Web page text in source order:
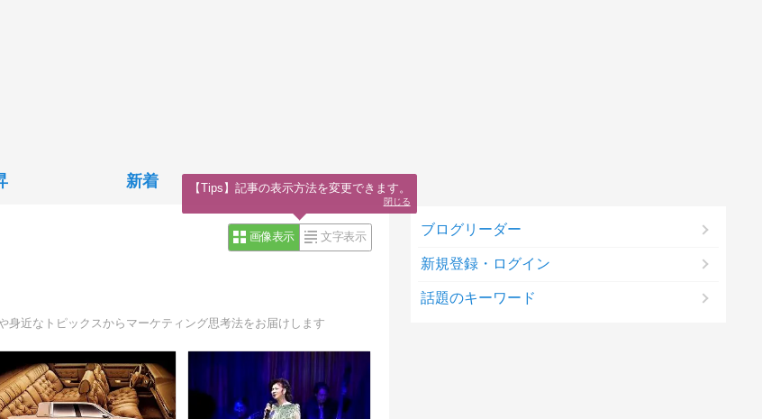
新着
画像表示 文字表示
近なトピックスからマーケティング思考法をお届けします
ブログリーダー
新規登録・ログイン
話題のキーワード
【Tips】記事の表示方法を変更できます。
閉じる